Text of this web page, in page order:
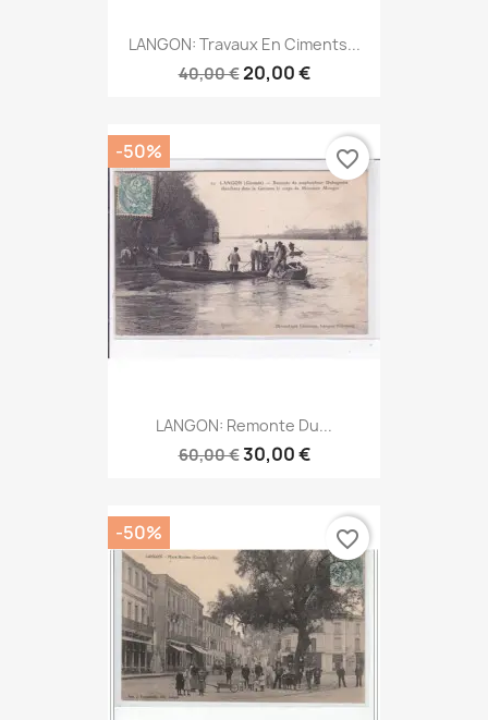
LANGON: Travaux En Ciments...
40,00 €20,00 €
LANGON: Remonte Du...
60,00 €30,00 €
-50% favorite_border
-50% favorite_border